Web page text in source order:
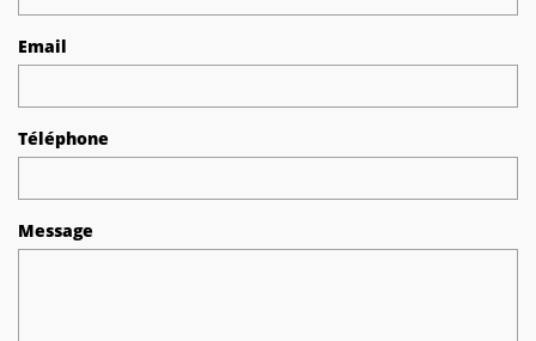
Email
Téléphone
Message